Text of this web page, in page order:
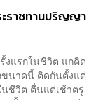
ะราชทานปริญญา
แรกในชีวิต แกคิด
นาดนี้ ติดกันตั้งแต่
ชีวิต ตื่นแต่เช้าตรู่